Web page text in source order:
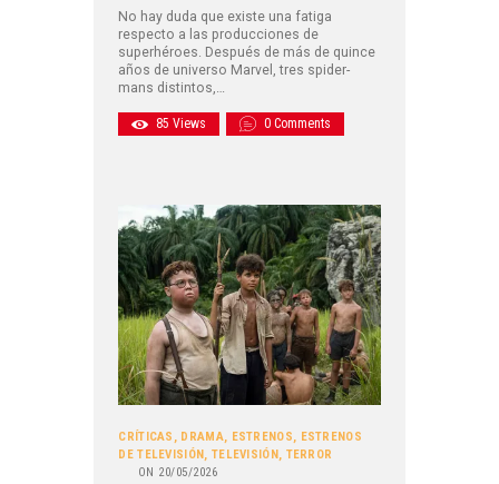
No hay duda que existe una fatiga
respecto a las producciones de
superhéroes. Después de más de quince
años de universo Marvel, tres spider-
mans distintos,…
85 Views 0 Comments
CRÍTICAS , DRAMA, ESTRENOS, ESTRENOS
DE TELEVISIÓN , TELEVISIÓN , TERROR
ON 20/05/2026